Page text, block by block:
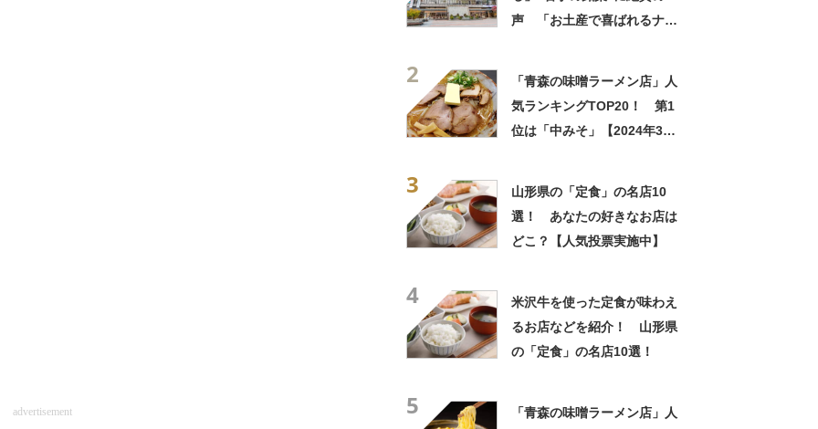
advertisement
声 「お土産で喜ばれるナン
2
「青森の味噌ラーメン店」人
気ランキングTOP20！ 第1
位は「中みそ」【2024年3月
3
山形県の「定食」の名店10
選！ あなたの好きなお店は
どこ？【人気投票実施中】
4
米沢牛を使った定食が味わえ
るお店などを紹介！ 山形県
の「定食」の名店10選！
5
「青森の味噌ラーメン店」人